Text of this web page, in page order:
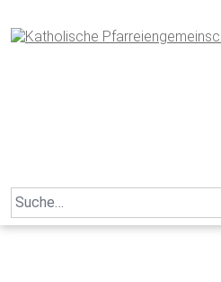
to
content
Search
for: